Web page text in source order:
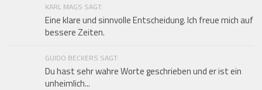
KARL MAGS SAGT:
Eine klare und sinnvolle Entscheidung. Ich freue mich auf
bessere Zeiten.
GUIDO BECKERS SAGT:
Du hast sehr wahre Worte geschrieben und er ist ein
unheimlich...